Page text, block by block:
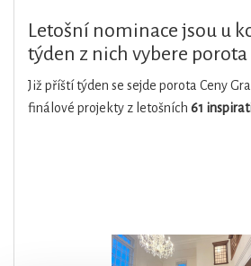
Letošní nominace jsou u
týden z nich vybere porota
Již příští týden se sejde porota Ceny
finálové projekty z letošních 61